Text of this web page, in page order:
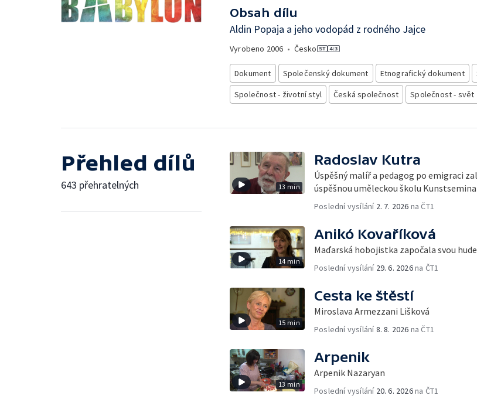
Obsah dílu
Aldin Popaja a jeho vodopád z rodného Jajce
Vyrobeno 2006 • Česko
Dokument Společenský dokument Etnografický dokument
Společnost - životní styl
Česká společnost Společnost - svět
Přehled dílů
643 přehratelných 13 min
Radoslav Kutra
Úspěšný malíř a pedagog po emigraci
úspěšnou uměleckou školu
Poslední vysílání 2. 7. 2026 na ČT1
14 min
Anikó Kovaříková
Maďarská hobojistka započala svou
Poslední vysílání 29. 6. 2026na ČT1
15 min
Cesta ke štěstí
Miroslava Armezzani Lišková
Poslední vysílání8. 8. 2026 na ČT1
13 min
Arpenik
Arpenik Nazaryan
Poslední vysílání 20. 6. 2026na ČT1